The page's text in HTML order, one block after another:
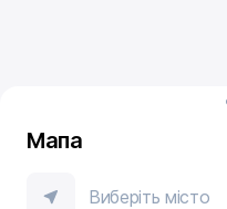
Мапа
Виберіть місто